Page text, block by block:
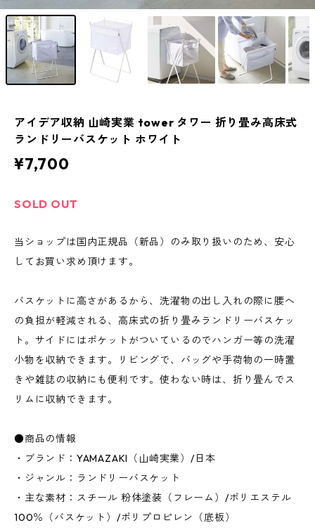
アイデア収納 山崎実業 tower タワー 折り畳み高床式
ランドリーバスケット ホワイト
¥7,700
SOLD OUT
当ショップは国内正規品（新品）のみ取り扱いのため、安心
してお買い求め頂けます。
バスケットに高さがあるから、洗濯物の出し入れの際に腰へ
の負担が軽減される、高床式の折り畳みランドリーバスケッ
ト。サイドにはポケットがついているのでハンガー等の洗濯
小物を収納できます。リビングで、バッグや手荷物の一時置
きや雑誌の収納にも便利です。使わない時は、折り畳んでス
リムに収納できます。
●商品の情報
・ブランド：YAMAZAKI（山崎実業）/日本
・ジャンル：ランドリーバスケット
・主な素材：スチール 粉体塗装（フレーム）/ポリエステル
100％（バスケット）/ポリプロピレン（底板）